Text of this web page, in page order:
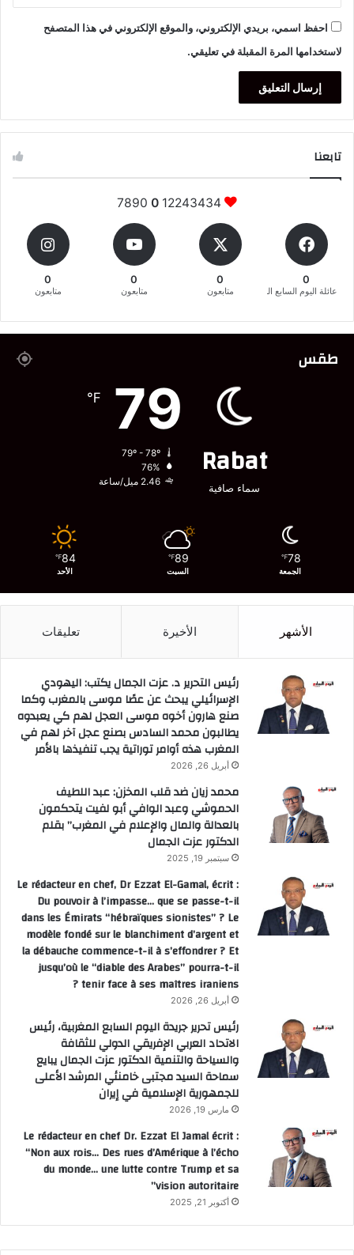
احفظ اسمي، بريدي الإلكتروني، والموقع الإلكتروني في هذا المتصفح
لاستخدامها المرة المقبلة في تعليقي.
تابعنا
12243434
0
0
عائلة اليوم السابع المغربية
0
متابعون
0
متابعون
0
متابعون
طقس
Rabat
سماء صافية
79
℉
76%
2.46 ميل/ساعة
78
℉
الجمعة
89
℉
السبت
84
℉
الأحد
الأشهر الأخيرة تعليقات
رئيس التحرير د. عزت الجمال يكتب: اليهودي
الإسرائيلي يبحث عن عصًا موسى بالمغرب وكما
صنع هارون أخوه موسى العجل لهم كي يعبدوه
يطالبون محمد السادس بصنع عجل آخر لهم في
المغرب هذه أوامر توراتية يجب تنفيذها بالأمر
أبريل 26, 2026
محمد زيان ضد قلب المخزن: عبد اللطيف
الحموشي وعبد الوافي أبو لفيت يتحكمون
بالعدالة والمال والإعلام في المغرب” بقلم
الدكتور عزت الجمال
سبتمبر 19, 2025
Le rédacteur en chef, Dr Ezzat El-Gamal, écrit :
Du pouvoir à l’impasse… que se passe-t-il
dans les Émirats “hébraïques sionistes” ? Le
modèle fondé sur le blanchiment d’argent et
la débauche commence-t-il à s’effondrer ? Et
jusqu’où le “diable des Arabes” pourra-t-il
tenir face à ses maîtres iraniens ?
أبريل 26, 2026
رئيس تحرير جريدة اليوم السابع المغربية، رئيس
الاتحاد العربي الإفريقي الدولي للثقافة
والسياحة والتنمية الدكتور عزت الجمال يبايع
سماحة السيد مجتبى خامنئي المرشد الأعلى
للجمهورية الإسلامية في إيران
مارس 19, 2026
Le rédacteur en chef Dr. Ezzat El Jamal écrit :
“Non aux rois… Des rues d’Amérique à l’écho
du monde… une lutte contre Trump et sa
vision autoritaire”
أكتوبر 21, 2025